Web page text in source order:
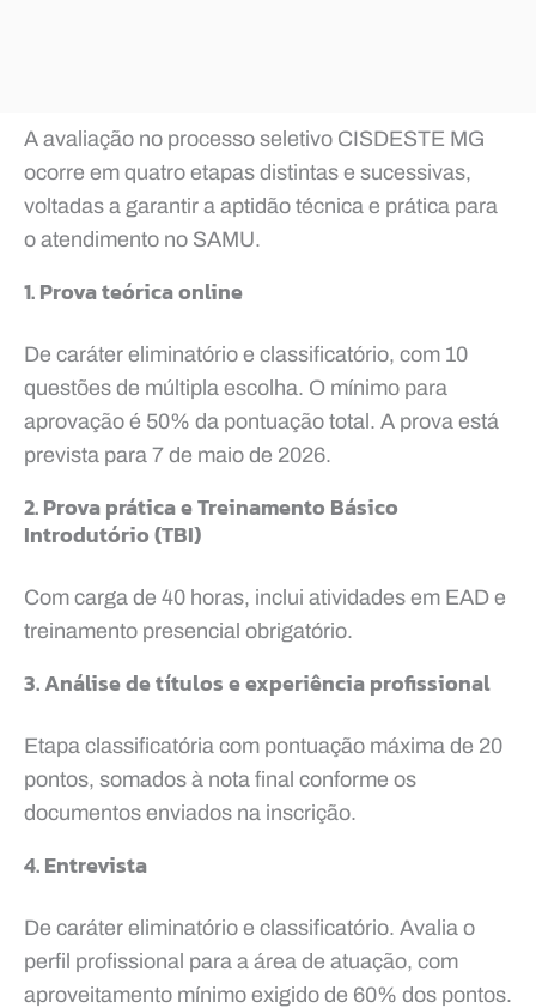
A avaliação no processo seletivo CISDESTE MG
ocorre em quatro etapas distintas e sucessivas,
voltadas a garantir a aptidão técnica e prática para
o atendimento no SAMU.
1. Prova teórica online
De caráter eliminatório e classificatório, com 10
questões de múltipla escolha. O mínimo para
aprovação é 50% da pontuação total. A prova está
prevista para 7 de maio de 2026.
2. Prova prática e Treinamento Básico
Introdutório (TBI)
Com carga de 40 horas, inclui atividades em EAD e
treinamento presencial obrigatório.
3. Análise de títulos e experiência profissional
Etapa classificatória com pontuação máxima de 20
pontos, somados à nota final conforme os
documentos enviados na inscrição.
4. Entrevista
De caráter eliminatório e classificatório. Avalia o
perfil profissional para a área de atuação, com
aproveitamento mínimo exigido de 60% dos pontos.